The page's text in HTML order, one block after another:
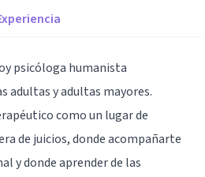
psicóloga humanista
adultas y adultas mayores.
como un lugar de
de juicios, donde acompañarte
y donde aprender de las